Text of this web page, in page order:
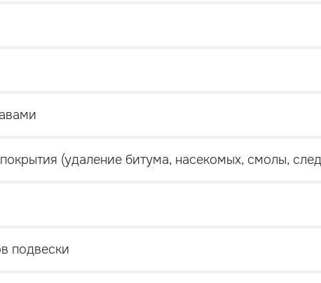
(удаление битума, насекомых, смолы,
подвески